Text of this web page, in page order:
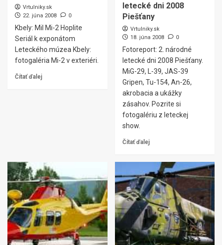
Vrtulniky.sk
22. júna 2008
0
Kbely: Mil Mi-2 Hoplite
Seriál k exponátom
Leteckého múzea Kbely:
fotogaléria Mi-2 v exteriéri.
Čítať ďalej
letecké dni 2008
Piešťany
Vrtulniky.sk
18. júna 2008
0
Fotoreport: 2. národné
letecké dni 2008 Piešťany.
MiG-29, L-39, JAS-39
Gripen, Tu-154, An-26,
akrobacia a ukážky
zásahov. Pozrite si
fotogalériu z leteckej
show.
Čítať ďalej